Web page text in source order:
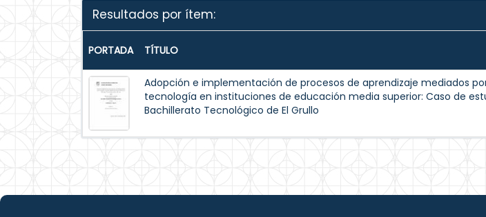
Resultados por ítem:
PORTADA TÍTULO
Adopción e implementación de procesos de aprendizaje mediados
tecnología en instituciones de educación media superior: Caso de
Bachillerato Tecnológico de El Grullo